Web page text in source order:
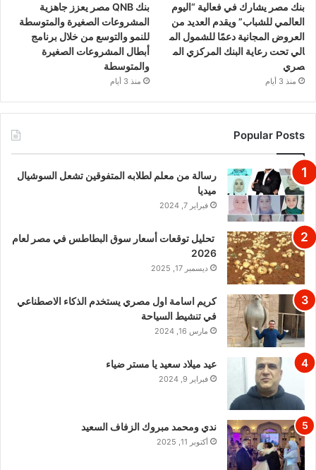
بنك مصر يشارك في فعالية “اليوم
العالمي للشباب” ويقدم العديد من
العروض المجانية دعمًا للشمول الم
الي تحت رعاية البنك المركزي الم
صري
منذ 3 أيام
بنك QNB مصر يعزز جاهزية
المشروعات الصغيرة والمتوسطة
للنمو والتوسع من خلال برنامج
أبطال المشروعات الصغيرة
والمتوسطة
منذ 3 أيام
Popular Posts
رسالة من معلم لطلابه المتفوقين تشعل السوشيال
ميديا
فبراير 7, 2024
تحليل توقعات أسعار سوق البطاطس في مصر لعام
2026
ديسمبر 17, 2025
كريم اسامة اول مصري يستخدم الذكاء الاصطناعي
في تنشيط السياحة
مارس 16, 2024
عيد ميلاد سعيد يا مستر ضياء
فبراير 9, 2024
ندي ومحمد مبروك الزفاف السعيد
أكتوبر 11, 2025